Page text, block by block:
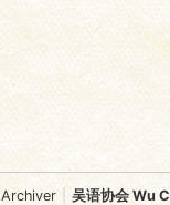
Archiver 吴语协会 Wu